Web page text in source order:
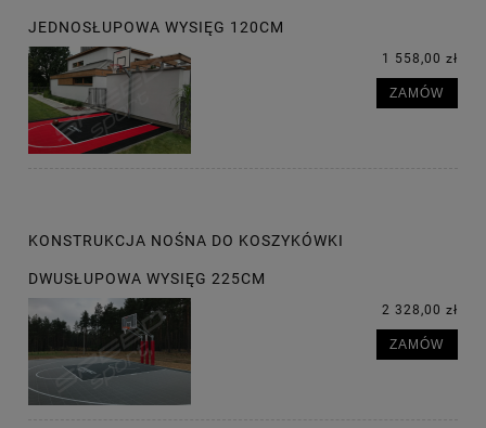
JEDNOSŁUPOWA WYSIĘG 120CM
1 558,00 zł
ZAMÓW
KONSTRUKCJA NOŚNA DO KOSZYKÓWKI
DWUSŁUPOWA WYSIĘG 225CM
2 328,00 zł
ZAMÓW